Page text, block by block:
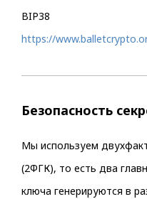
BIP38
https://
Безопасность
Мы используем
(2ФГК), то есть два
ключа генерируются в